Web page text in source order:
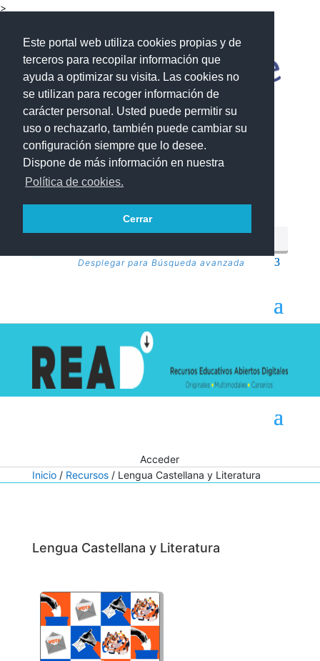
Este portal web utiliza cookies propias y de
terceros para recopilar información que
ayuda a optimizar su visita. Las cookies no
se utilizan para recoger información de
carácter personal. Usted puede permitir su
uso o rechazarlo, también puede cambiar su
configuración siempre que lo desee.
Dispone de más información en nuestra
Política de cookies.
Cerrar
>
Desplegar para Búsqueda avanzada
Acceder
Inicio/ Recursos/ Lengua Castellana y Literatura
Lengua Castellana y Literatura